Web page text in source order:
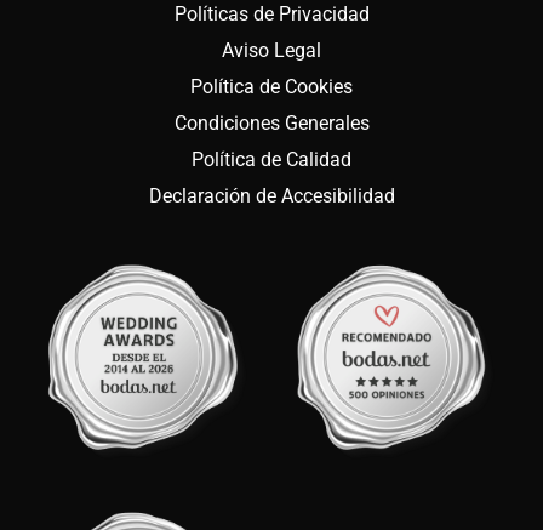
Políticas de Privacidad
Aviso Legal
Política de Cookies
Condiciones Generales
Política de Calidad
Declaración de Accesibilidad